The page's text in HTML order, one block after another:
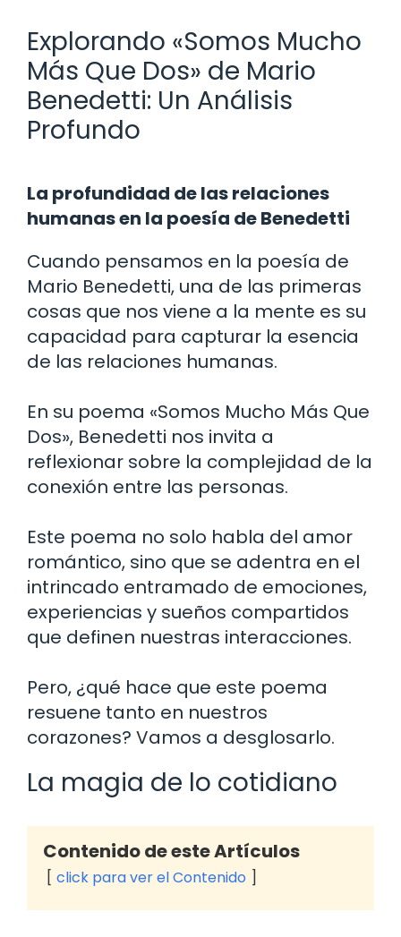
Explorando «Somos Mucho
Más Que Dos» de Mario
Benedetti: Un Análisis
Profundo
La profundidad de las relaciones
humanas en la poesía de Benedetti
Cuando pensamos en la poesía de
Mario Benedetti, una de las primeras
cosas que nos viene a la mente es su
capacidad para capturar la esencia
de las relaciones humanas.
En su poema «Somos Mucho Más Que
Dos», Benedetti nos invita a
reflexionar sobre la complejidad de la
conexión entre las personas.
Este poema no solo habla del amor
romántico, sino que se adentra en el
intrincado entramado de emociones,
experiencias y sueños compartidos
que definen nuestras interacciones.
Pero, ¿qué hace que este poema
resuene tanto en nuestros
corazones? Vamos a desglosarlo.
La magia de lo cotidiano
Contenido de este Artículos
click para ver el Contenido